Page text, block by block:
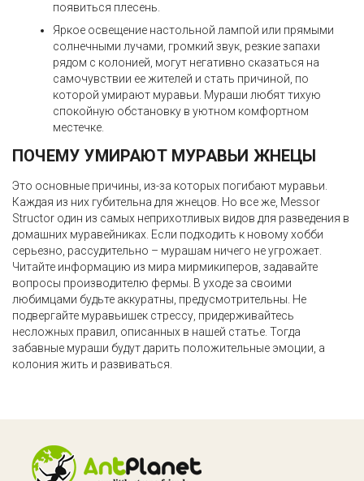
появиться плесень.
Яркое освещение настольной лампой или прямыми
солнечными лучами, громкий звук, резкие запахи
рядом с колонией, могут негативно сказаться на
самочувствии ее жителей и стать причиной, по
которой умирают муравьи. Мураши любят тихую
спокойную обстановку в уютном комфортном
местечке.
ПОЧЕМУ УМИРАЮТ МУРАВЬИ ЖНЕЦЫ
Это основные причины, из-за которых погибают муравьи.
Каждая из них губительна для жнецов. Но все же, Messor
Structor один из самых неприхотливых видов для разведения в
домашних муравейниках. Если подходить к новому хобби
серьезно, рассудительно – мурашам ничего не угрожает.
Читайте информацию из мира мирмикиперов, задавайте
вопросы производителю фермы. В уходе за своими
любимцами будьте аккуратны, предусмотрительны. Не
подвергайте муравьишек стрессу, придерживайтесь
несложных правил, описанных в нашей статье. Тогда
забавные мураши будут дарить положительные эмоции, а
колония жить и развиваться.